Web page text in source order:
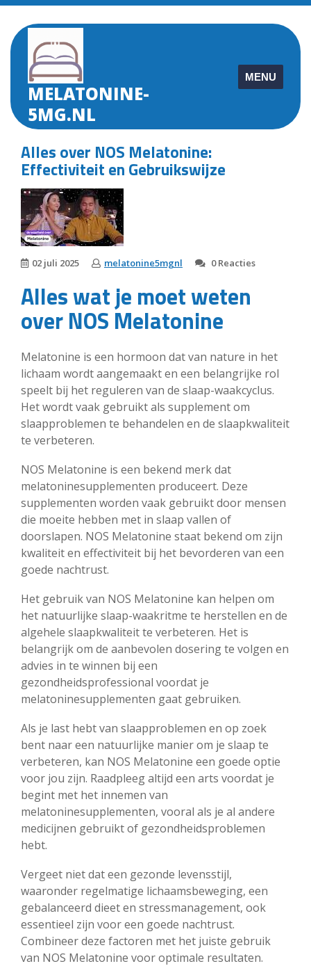
Skip
content
MELATONINE-
5MG.NL
MENU
Alles over NOS Melatonine:
Effectiviteit en Gebruikswijze
02 juli 2025 melatonine5mgnl 0 Reacties
Alles wat je moet weten
over NOS Melatonine
Melatonine is een hormoon dat van nature in het
lichaam wordt aangemaakt en een belangrijke rol
speelt bij het reguleren van de slaap-waakcyclus.
Het wordt vaak gebruikt als supplement om
slaapproblemen te behandelen en de slaapkwaliteit
te verbeteren.
NOS Melatonine is een bekend merk dat
melatoninesupplementen produceert. Deze
supplementen worden vaak gebruikt door mensen
die moeite hebben met in slaap vallen of
doorslapen. NOS Melatonine staat bekend om zijn
kwaliteit en effectiviteit bij het bevorderen van een
goede nachtrust.
Het gebruik van NOS Melatonine kan helpen om
het natuurlijke slaap-waakritme te herstellen en de
algehele slaapkwaliteit te verbeteren. Het is
belangrijk om de aanbevolen dosering te volgen en
advies in te winnen bij een
gezondheidsprofessional voordat je
melatoninesupplementen gaat gebruiken.
Als je last hebt van slaapproblemen en op zoek
bent naar een natuurlijke manier om je slaap te
verbeteren, kan NOS Melatonine een goede optie
voor jou zijn. Raadpleeg altijd een arts voordat je
begint met het innemen van
melatoninesupplementen, vooral als je al andere
medicijnen gebruikt of gezondheidsproblemen
hebt.
Vergeet niet dat een gezonde levensstijl,
waaronder regelmatige lichaamsbeweging, een
gebalanceerd dieet en stressmanagement, ook
essentieel zijn voor een goede nachtrust.
Combineer deze factoren met het juiste gebruik
van NOS Melatonine voor optimale resultaten.